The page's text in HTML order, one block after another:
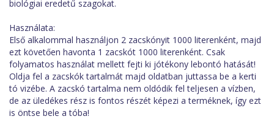
biológiai eredetű szagokat.
Használata:
Első alkalommal használjon 2 zacskónyit 1000 literenként, majd
ezt követően havonta 1 zacskót 1000 literenként. Csak
folyamatos használat mellett fejti ki jótékony lebontó hatását!
Oldja fel a zacskók tartalmát majd oldatban juttassa be a kerti
tó vizébe. A zacskó tartalma nem oldódik fel teljesen a vízben,
de az üledékes rész is fontos részét képezi a terméknek, így ezt
is öntse bele a tóba!